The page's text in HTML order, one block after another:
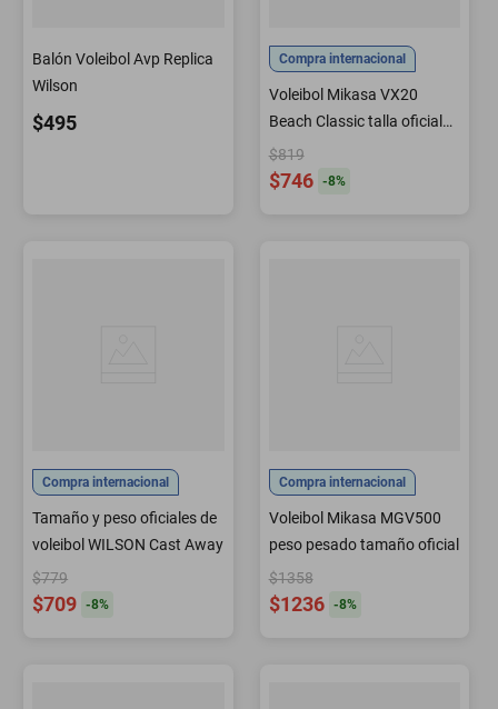
Balón Voleibol Avp Replica
Wilson
$495
Compra internacional
Voleibol Mikasa VX20
Beach Classic talla oficial
color blanco
$819
$746 -8%
Compra internacional
Tamaño y peso oficiales de
voleibol WILSON Cast Away
$779
$709 -8%
Compra internacional
Voleibol Mikasa MGV500
peso pesado tamaño oficial
$1358
$1236 -8%